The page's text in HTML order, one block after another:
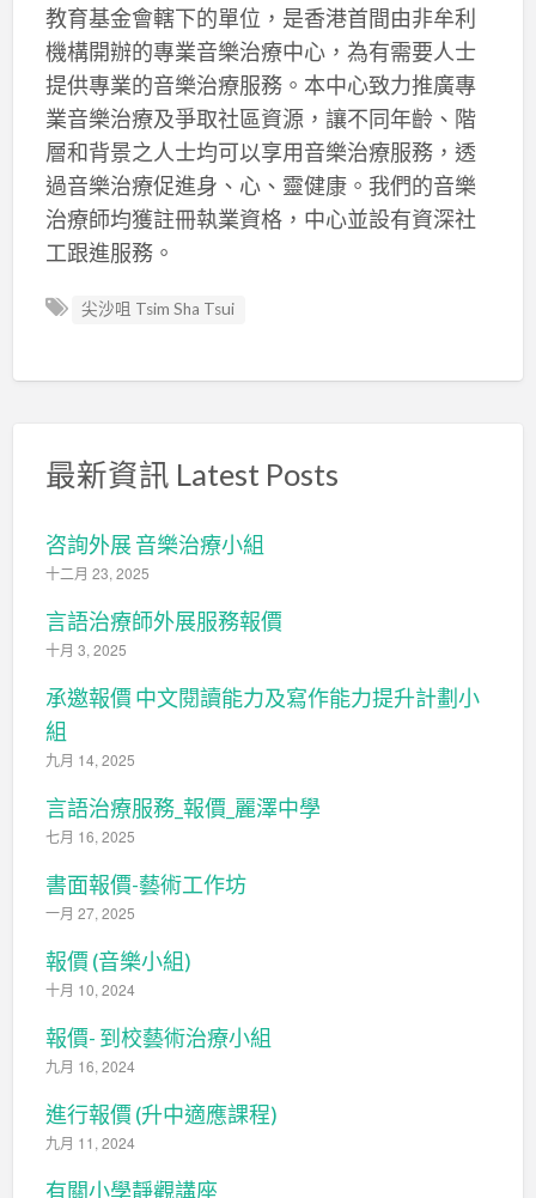
教育基金會轄下的單位，是香港首間由非牟利
機構開辦的專業音樂治療中心，為有需要人士
提供專業的音樂治療服務。本中心致力推廣專
業音樂治療及爭取社區資源，讓不同年齡、階
層和背景之人士均可以享用音樂治療服務，透
過音樂治療促進身、心、靈健康。我們的音樂
治療師均獲註冊執業資格，中心並設有資深社
工跟進服務。
尖沙咀 Tsim Sha Tsui
最新資訊 Latest Posts
咨詢外展 音樂治療小組
十二月 23, 2025
言語治療師外展服務報價
十月 3, 2025
承邀報價 中文閱讀能力及寫作能力提升計劃小
組
九月 14, 2025
言語治療服務_報價_麗澤中學
七月 16, 2025
書面報價-藝術工作坊
一月 27, 2025
報價 (音樂小組)
十月 10, 2024
報價- 到校藝術治療小組
九月 16, 2024
進行報價 (升中適應課程)
九月 11, 2024
有關小學靜觀講座